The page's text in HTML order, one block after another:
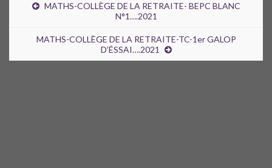
MATHS-COLLÈGE DE LA RETRAITE- BEPC BLANC
N°1….2021
MATHS-COLLÈGE DE LA RETRAITE-TC-1er GALOP
D’ÉSSAI….2021